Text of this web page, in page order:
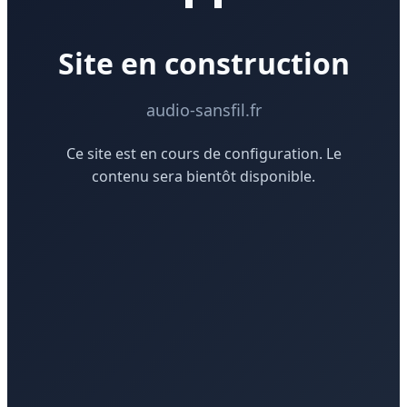
Site en construction
audio-sansfil.fr
Ce site est en cours de configuration. Le
contenu sera bientôt disponible.